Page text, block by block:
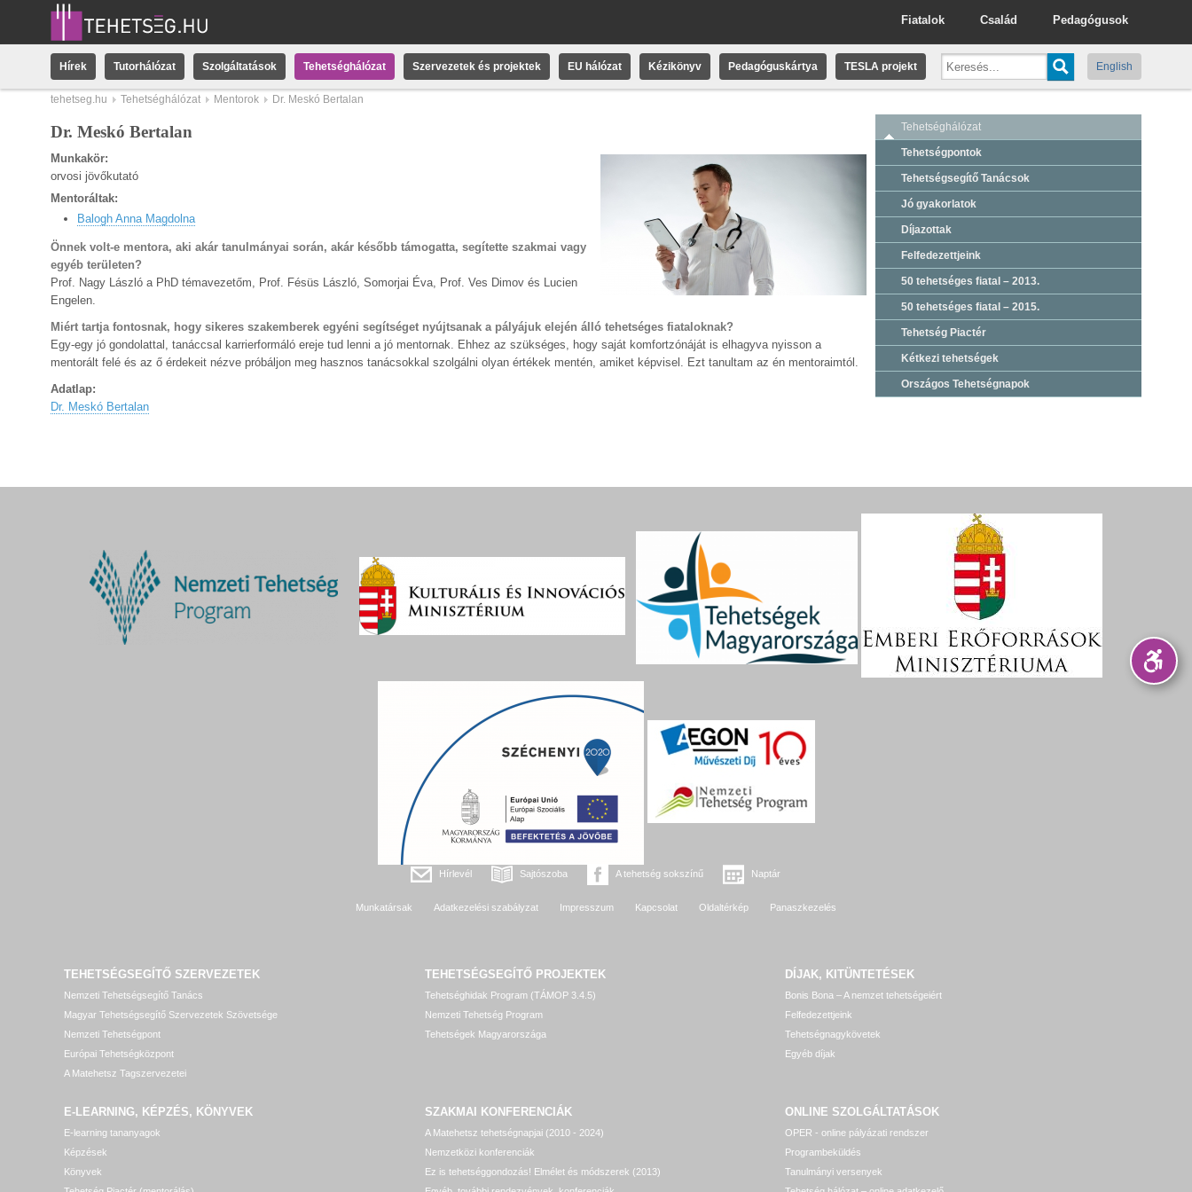
Pedagógusok
Család
Fiatalok
Hírek Tutorhálózat Szolgáltatások Tehetséghálózat Szervezetek és projektek EU hálózat Kézikönyv Pedagóguskártya TESLA projekt English
tehetseg.hu Tehetséghálózat Mentorok Dr. Meskó Bertalan
Dr. Meskó Bertalan
Munkakör:
orvosi jövőkutató
Mentoráltak:
Balogh Anna Magdolna
Önnek volt-e mentora, aki akár tanulmányai során, akár később támogatta, segítette szakmai vagy
egyéb területen?
Prof. Nagy László a PhD témavezetőm, Prof. Fésüs László, Somorjai Éva, Prof. Ves Dimov és Lucien
Engelen.
Miért tartja fontosnak, hogy sikeres szakemberek egyéni segítséget nyújtsanak a pályájuk elején álló tehetséges fiataloknak?
Egy-egy jó gondolattal, tanáccsal karrierformáló ereje tud lenni a jó mentornak. Ehhez az szükséges, hogy saját komfortzónáját is elhagyva nyisson a
mentorált felé és az ő érdekeit nézve próbáljon meg hasznos tanácsokkal szolgálni olyan értékek mentén, amiket képvisel. Ezt tanultam az én mentoraimtól.
Adatlap:
Dr. Meskó Bertalan
Tehetséghálózat
Tehetségpontok
Tehetségsegítő Tanácsok
Jó gyakorlatok
Díjazottak
Felfedezettjeink
50 tehetséges fiatal – 2013.
50 tehetséges fiatal – 2015.
Tehetség Piactér
Kétkezi tehetségek
Országos Tehetségnapok
Hírlevél Sajtószoba A tehetség sokszínű Naptár
Munkatársak Adatkezelési szabályzat Impresszum Kapcsolat Oldaltérkép Panaszkezelés
TEHETSÉGSEGÍTŐ SZERVEZETEK
Nemzeti Tehetségsegítő Tanács
Magyar Tehetségsegítő Szervezetek Szövetsége
Nemzeti Tehetségpont
Európai Tehetségközpont
A Matehetsz Tagszervezetei
TEHETSÉGSEGÍTŐ PROJEKTEK
Tehetséghidak Program (TÁMOP 3.4.5)
Nemzeti Tehetség Program
Tehetségek Magyarországa
DÍJAK, KITÜNTETÉSEK
Bonis Bona – A nemzet tehetségeiért
Felfedezettjeink
Tehetségnagykövetek
Egyéb díjak
E-LEARNING, KÉPZÉS, KÖNYVEK
E-learning tananyagok
Képzések
Könyvek
SZAKMAI KONFERENCIÁK
A Matehetsz tehetségnapjai (2010 - 2024)
Nemzetközi konferenciák
Ez is tehetséggondozás! Elmélet és módszerek (2013)
ONLINE SZOLGÁLTATÁSOK
OPER - online pályázati rendszer
Programbeküldés
Tanulmányi versenyek